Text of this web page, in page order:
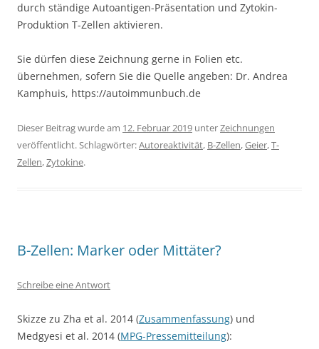
durch ständige Autoantigen-Präsentation und Zytokin-
Produktion T-Zellen aktivieren.
Sie dürfen diese Zeichnung gerne in Folien etc.
übernehmen, sofern Sie die Quelle angeben: Dr. Andrea
Kamphuis, https://autoimmunbuch.de
Dieser Beitrag wurde am 12. Februar 2019 unterZeichnungen
veröffentlicht. Schlagwörter:Autoreaktivität, B-Zellen,Geier,T-
Zellen,Zytokine.
B-Zellen: Marker oder Mittäter?
Schreibe eine Antwort
Skizze zu Zha et al. 2014 (Zusammenfassung) und
Medgyesi et al. 2014 (MPG-Pressemitteilung):